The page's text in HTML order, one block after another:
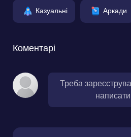
Казуальні Аркади
Коментарі
Треба